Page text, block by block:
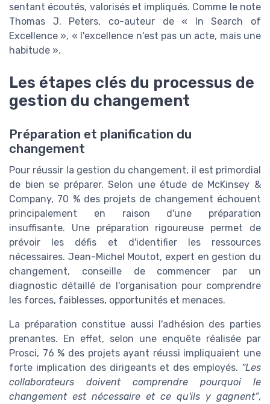
sentant écoutés, valorisés et impliqués. Comme le note
Thomas J. Peters, co-auteur de « In Search of
Excellence », « l'excellence n'est pas un acte, mais une
habitude ».
Les étapes clés du processus de
gestion du changement
Préparation et planification du
changement
Pour réussir la gestion du changement, il est primordial
de bien se préparer. Selon une étude de McKinsey &
Company, 70 % des projets de changement échouent
principalement en raison d'une préparation
insuffisante. Une préparation rigoureuse permet de
prévoir les défis et d'identifier les ressources
nécessaires. Jean-Michel Moutot, expert en gestion du
changement, conseille de commencer par un
diagnostic détaillé de l'organisation pour comprendre
les forces, faiblesses, opportunités et menaces.
La préparation constitue aussi l'adhésion des parties
prenantes. En effet, selon une enquête réalisée par
Prosci, 76 % des projets ayant réussi impliquaient une
forte implication des dirigeants et des employés. “Les
collaborateurs doivent comprendre pourquoi le
changement est nécessaire et ce qu'ils y gagnent”,